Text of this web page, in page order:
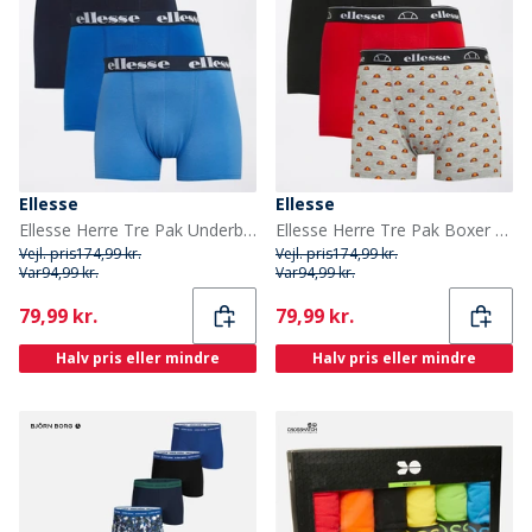
Ellesse
Ellesse Herre Tre Pak Underbukser Marineblå / Blå
Vejl. pris174,99 kr.
Var94,99 kr.
Current
79,99 kr.
Halv pris eller mindre
Ellesse
Ellesse Herre Tre Pak Boxer Trunks Sort/Grå/Rød
Vejl. pris174,99 kr.
Var94,99 kr.
Current
79,99 kr.
Halv pris eller mindre